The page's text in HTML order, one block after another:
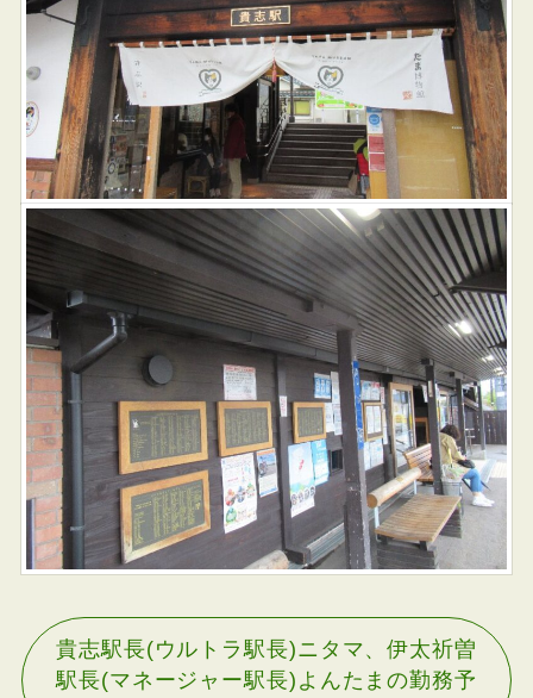
貴志駅長(ウルトラ駅長)ニタマ、伊太祈曽
駅長(マネージャー駅長)よんたまの勤務予